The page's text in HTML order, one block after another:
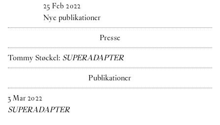
25 Feb 2022
Nye publikationer
Presse
Tommy Støckel: SUPERADAPTER
Publikationer
3 Mar 2022
SUPERADAPTER